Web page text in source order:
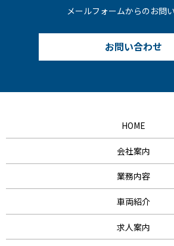
メールフォームからのお問
お問い合わせ
HOME
会社案内
業務内容
車両紹介
求人案内